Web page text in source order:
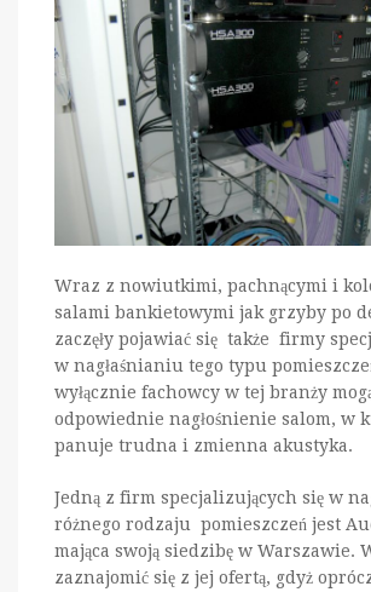
Wraz z nowiutkimi, pachnącymi i
salami bankietowymi jak grzyby po
zaczęły pojawiać się także firmy
w nagłaśnianiu tego typu
wyłącznie fachowcy w tej branży
odpowiednie nagłośnienie salom, w
panuje trudna i zmienna akustyka.
Jedną z firm specjalizujących się w
różnego rodzaju pomieszczeń jest
mająca swoją siedzibę w Warszawie.
zaznajomić się z jej ofertą, gdyż